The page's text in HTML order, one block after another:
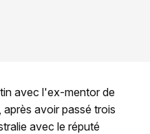
avec l'ex-mentor de
avoir passé trois
avec le réputé